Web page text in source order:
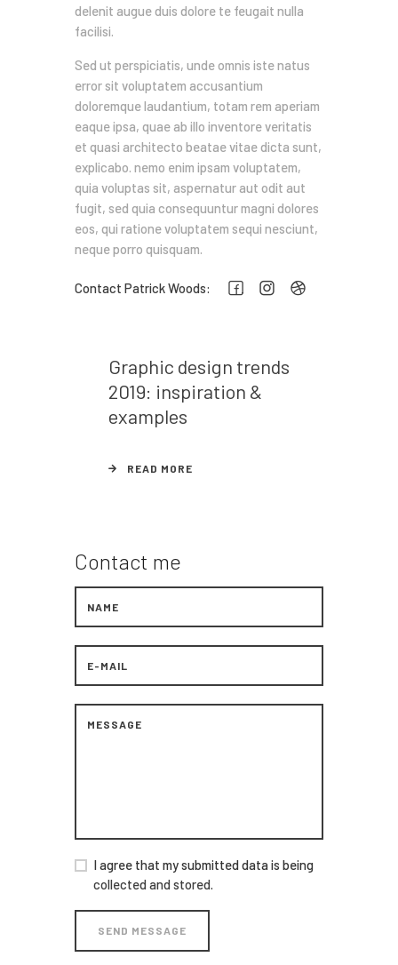
delenit augue duis dolore te feugait nulla
facilisi.
Sed ut perspiciatis, unde omnis iste natus
error sit voluptatem accusantium
doloremque laudantium, totam rem aperiam
eaque ipsa, quae ab illo inventore veritatis
et quasi architecto beatae vitae dicta sunt,
explicabo. nemo enim ipsam voluptatem,
quia voluptas sit, aspernatur aut odit aut
fugit, sed quia consequuntur magni dolores
eos, qui ratione voluptatem sequi nesciunt,
neque porro quisquam.
Contact Patrick Woods:
Graphic design trends
2019: inspiration &
examples
READ MORE
Contact me
I agree that my submitted data is being
collected and stored.